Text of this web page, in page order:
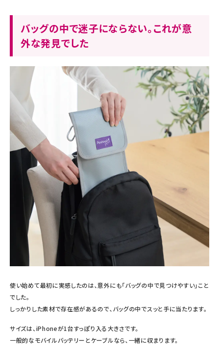
バッグの中で迷子にならない。これが意
外な発見でした
使い始めて最初に実感したのは、意外にも「バッグの中で見つけやすい」こと
でした。
しっかりした素材で存在感があるので、バッグの中でスッと手に当たります。
サイズは、iPhoneが1台すっぽり入る大きさです。
一般的なモバイルバッテリーとケーブルなら、一緒に収まります。